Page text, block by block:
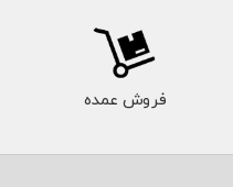
فروش عمده